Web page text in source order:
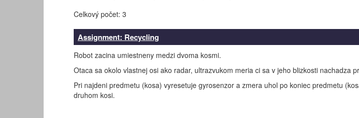
Celkový počet: 3
Assignment: Recycling
Robot zacina umiestneny medzi dvoma kosmi.
Otaca sa okolo vlastnej osi ako radar, ultrazvukom meria ci sa v jeho blizkosti nachadza
Pri najdeni predmetu (kosa) vyresetuje gyrosenzor a zmera uhol po koniec predmetu
druhom kosi.